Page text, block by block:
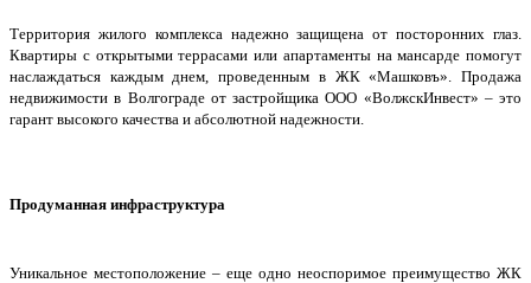
Территория жилого комплекса надежно защищена от посторонних глаз.
Квартиры с открытыми террасами или апартаменты на мансарде помогут
наслаждаться каждым днем, проведенным в ЖК «Машковъ». Продажа
недвижимости в Волгограде от застройщика ООО «ВолжскИнвест» – это
гарант высокого качества и абсолютной надежности.
Продуманная инфраструктура
Уникальное местоположение – еще одно неоспоримое преимущество ЖК